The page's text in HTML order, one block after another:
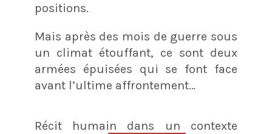
positions.
Mais après des mois de guerre sous
un climat étouffant, ce sont deux
armées épuisées qui se font face
avant l’ultime affrontement…
Récit humain dans un contexte